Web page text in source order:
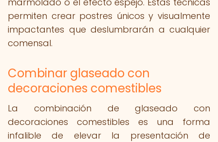
permiten crear postres únicos y visualmente
impactantes que deslumbrarán a cualquier
comensal.
Combinar glaseado con
decoraciones comestibles
La combinación de glaseado con
decoraciones comestibles es una forma
infalible de elevar la presentación de